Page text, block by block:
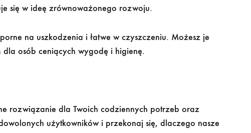
się w ideę zrównoważonego rozwoju.
na uszkodzenia i łatwe w czyszczeniu. Możesz je
osób ceniących wygodę i higienę.
rozwiązanie dla Twoich codziennych potrzeb oraz
użytkowników i przekonaj się, dlaczego nasze